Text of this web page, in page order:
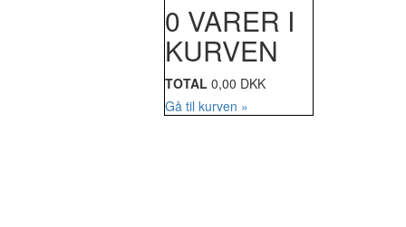
0 VARER I
KURVEN
TOTAL 0,00 DKK
Gå til kurven »